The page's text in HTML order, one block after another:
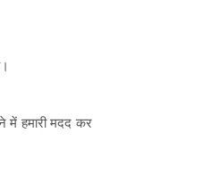
में हमारी मदद कर